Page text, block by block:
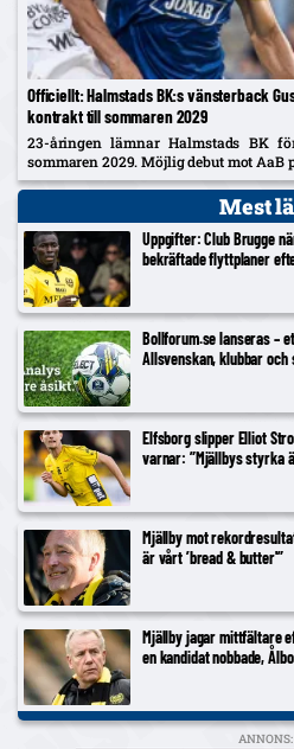
Officiellt: Halmstads BK:s vänsterback
kontrakt till sommaren 2029
23-åringen lämnar Halmstads BK
sommaren 2029. Möjlig debut mot AaB
Mest
Uppgifter: Club Brugge
bekräftade flyttplaner
Bollforum.se lanseras –
Allsvenskan, klubbar och
Elfsborg slipper Elliot
varnar: ”Mjällbys styrka
Mjällby mot
är vårt ’bread & butter'”
Mjällby jagar mittfältare
en kandidat nobbade,
ANNONS: